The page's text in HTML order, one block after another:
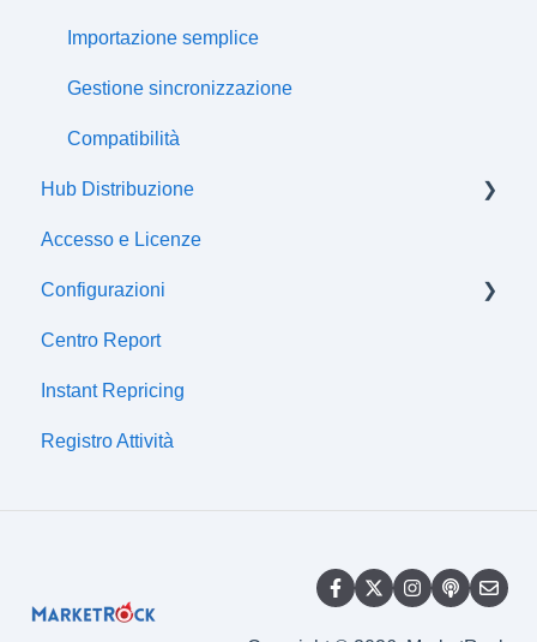
Importazione semplice
Gestione sincronizzazione
Compatibilità
Hub Distribuzione
Certificazioni
Accesso e Licenze
Configurazioni
Centro fiscale
Sincronizzazioni gestionali
Canali di distribuzione
Centro Report
Instant Repricing
Registro Attività